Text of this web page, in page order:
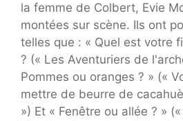
la femme de Colbert, Evie
montées sur scène. Ils ont
telles que : « Quel est votre
? (« Les Aventuriers de
Pommes ou oranges ? » («
mettre de beurre de
») Et « Fenêtre ou allée ? »